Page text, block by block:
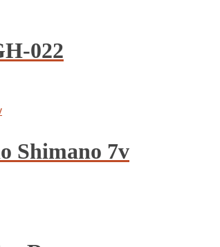
022
Shimano 7v